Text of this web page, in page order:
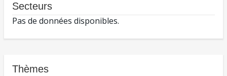
Secteurs
Pas de données disponibles.
Thèmes